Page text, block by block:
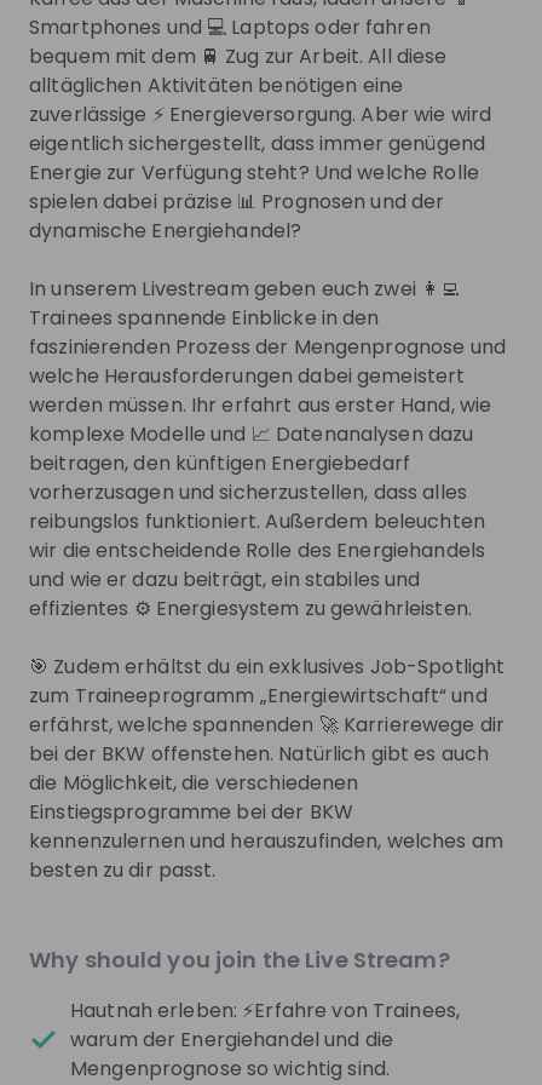
Engagement. Leiste mit uns einen wertvollen Beitrag
für die Gesellschaft und unsere Umwelt.
Get noticed byBKW
Join their Talent Pool so they can reach out to
Join Talent Pool
Get in First. Stay Ahead.
Be the first to know about job openings
Get tailored stream recommendations
Sign up now!
Mentors See all
Elena Knezevic
Lead Sustainability at
Ambra De
Smartphones und 💻 Laptops oder fahren
bequem mit dem 🚆 Zug zur Arbeit. All diese
alltäglichen Aktivitäten benötigen eine
zuverlässige ⚡ Energieversorgung. Aber wie wird
eigentlich sichergestellt, dass immer genügend
Energie zur Verfügung steht? Und welche Rolle
spielen dabei präzise 📊 Prognosen und der
dynamische Energiehandel?
In unserem Livestream geben euch zwei 👩‍💻
Trainees spannende Einblicke in den
faszinierenden Prozess der Mengenprognose und
welche Herausforderungen dabei gemeistert
werden müssen. Ihr erfahrt aus erster Hand, wie
komplexe Modelle und 📈 Datenanalysen dazu
beitragen, den künftigen Energiebedarf
vorherzusagen und sicherzustellen, dass alles
reibungslos funktioniert. Außerdem beleuchten
wir die entscheidende Rolle des Energiehandels
und wie er dazu beiträgt, ein stabiles und
effizientes ⚙️ Energiesystem zu gewährleisten.
🎯 Zudem erhältst du ein exklusives Job-Spotlight
zum Traineeprogramm „Energiewirtschaft“ und
erfährst, welche spannenden 🚀 Karrierewege dir
bei der BKW offenstehen. Natürlich gibt es auch
die Möglichkeit, die verschiedenen
Einstiegsprogramme bei der BKW
kennenzulernen und herauszufinden, welches am
besten zu dir passt.
Why should you join the Live Stream?
Hautnah erleben: ⚡Erfahre von Trainees,
warum der Energiehandel und die
Mengenprognose so wichtig sind.